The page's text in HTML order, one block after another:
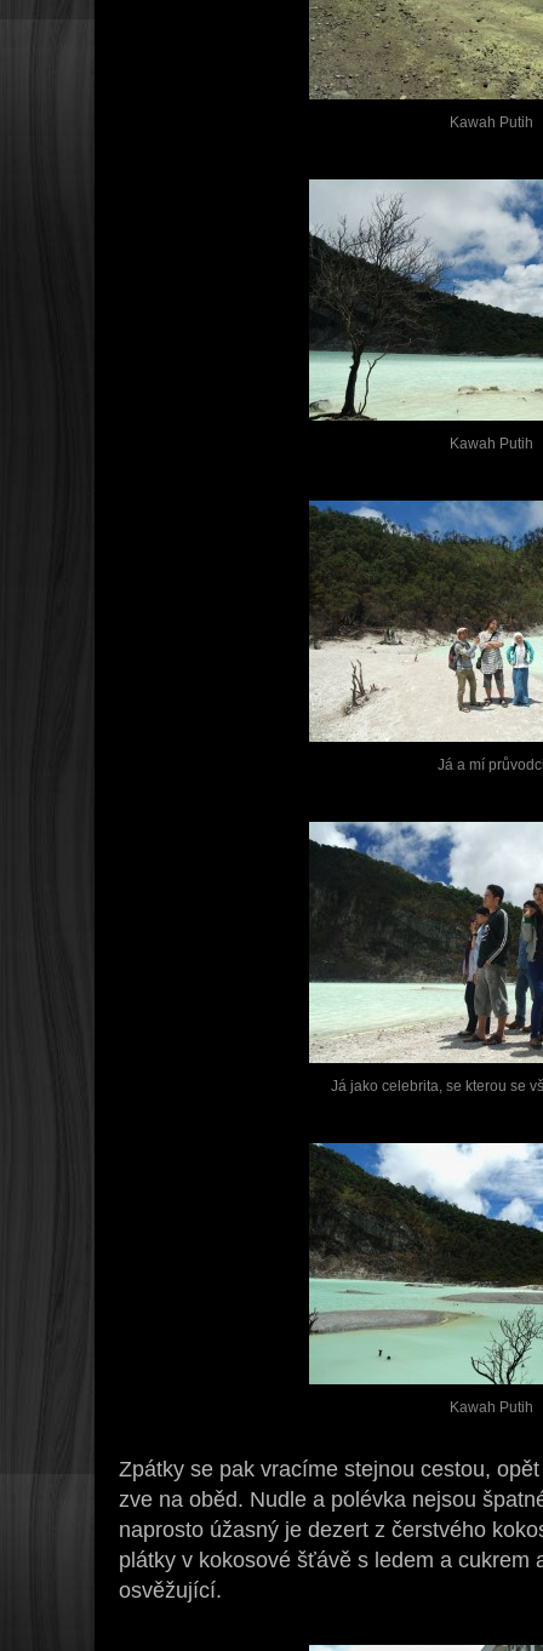
Kawah Putih
Kawah Putih
Já a mí
Já jako celebrita, se kterou se
Kawah Putih
Zpátky se pak vracíme stejnou cestou,
zve na oběd. Nudle a polévka nejsou
naprosto úžasný je dezert z čerstvého
plátky v kokosové šťávě s ledem a cukrem
osvěžující.